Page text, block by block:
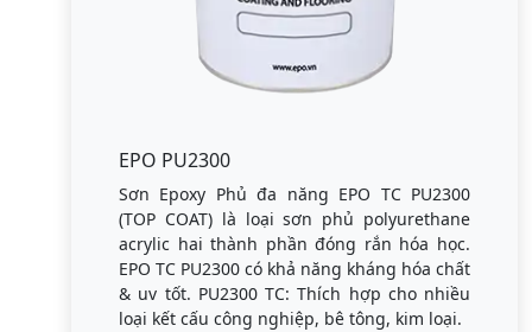
EPO PU2300
Sơn Epoxy Phủ đa năng EPO TC PU2300
(TOP COAT) là loại sơn phủ polyurethane
acrylic hai thành phần đóng rắn hóa học.
EPO TC PU2300 có khả năng kháng hóa chất
& uv tốt. PU2300 TC: Thích hợp cho nhiều
loại kết cấu công nghiệp, bê tông, kim loại.